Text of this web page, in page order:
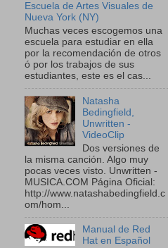
Escuela de Artes Visuales de
Nueva York (NY)
Muchas veces escogemos una
escuela para estudiar en ella
por la recomendación de otros
ó por los trabajos de sus
estudiantes, este es el cas...
Natasha
Bedingfield,
Unwritten -
VideoClip
Dos versiones de
la misma canción. Algo muy
pocas veces visto. Unwritten -
MUSICA.COM Página Oficial:
http://www.natashabedingfield.c
om/hom...
Manual de Red
Hat en Español